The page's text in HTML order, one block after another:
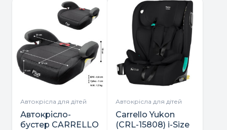
Автокрісла для дітей
Автокрісло-
бустер CARRELLO
Автокрісла для дітей
Carrello Yukon
(CRL-15808) i-Size